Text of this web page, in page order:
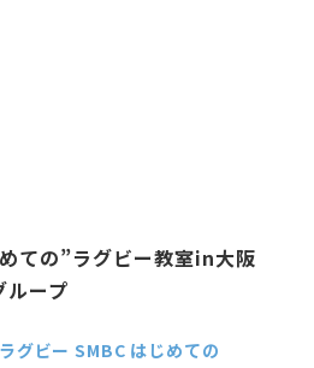
ての”ラグビー教室in大阪
ープ
ラグビー SMBC はじめての